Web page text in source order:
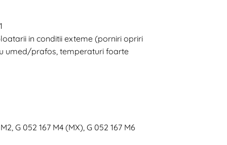
in conditii exteme (porniri opriri
umed/prafos, temperaturi foarte
G 052 167 M4 (MX), G 052 167 M6